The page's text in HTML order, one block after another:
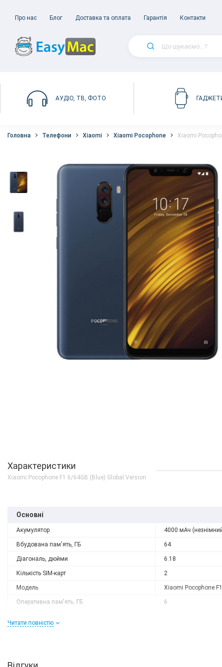
Про нас Блог Доставка та оплата Гарантія Контакти
АУДІО, ТВ, ФОТО
Головна Телефони Xiaomi Xiaomi Pocophone Xiaomi
Характеристики
Xiaomi Pocophone F1 6/64GB (Blue) Global Version
Основні
Акумулятор 4000 мАч
Вбудована пам'ять, ГБ 64
Діагональ, дюйми 6.18
Кількість SIM-карт 2
Модель Xiaomi Pocophone F1
Оперативна пам'ять, ГБ 6
Читати повністю